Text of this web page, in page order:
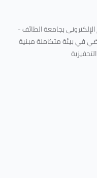
بجامعة الطائف -
في بيئة متكاملة مبنية